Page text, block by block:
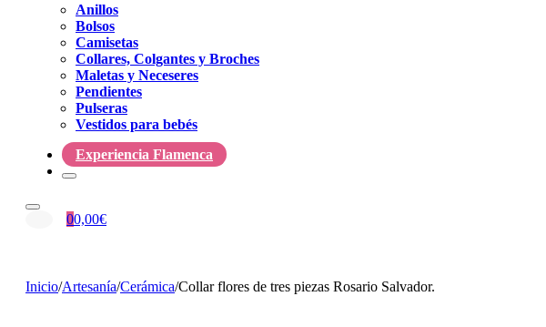
Anillos
Bolsos
Camisetas
Collares, Colgantes y Broches
Maletas y Neceseres
Pendientes
Pulseras
Vestidos para bebés
Experiencia Flamenca
00,00€
Inicio/Artesanía/Cerámica/Collar flores de tres piezas Rosario Salvador.